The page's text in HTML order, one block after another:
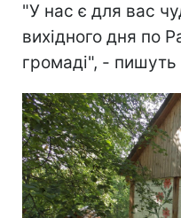
"У нас є для вас
вихідного дня по
громаді", - пишуть